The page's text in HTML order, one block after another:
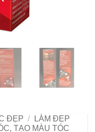
ĐẸP /
LÀM ĐẸP
TẠO MÀU TÓC